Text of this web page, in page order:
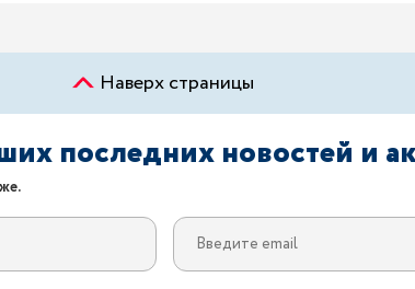
Наверх страницы
последних новостей и